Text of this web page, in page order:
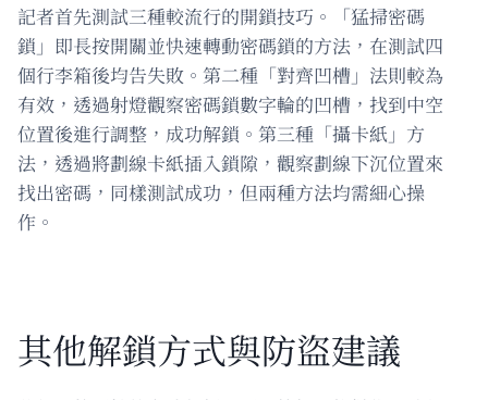
記者首先測試三種較流行的開鎖技巧。「猛掃密碼
鎖」即長按開關並快速轉動密碼鎖的方法，在測試四
個行李箱後均告失敗。第二種「對齊凹槽」法則較為
有效，透過射燈觀察密碼鎖數字輪的凹槽，找到中空
位置後進行調整，成功解鎖。第三種「攝卡紙」方
法，透過將劃線卡紙插入鎖隙，觀察劃線下沉位置來
找出密碼，同樣測試成功，但兩種方法均需細心操
作。
其他解鎖方式與防盜建議